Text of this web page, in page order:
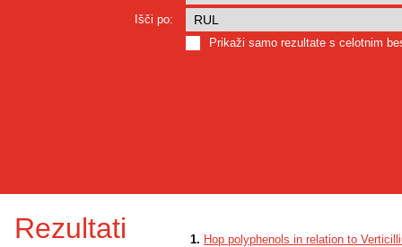
Išči po:
Prikaži samo rezultate s celotnim
Rezultati 1. Hop polyphenols in relation to